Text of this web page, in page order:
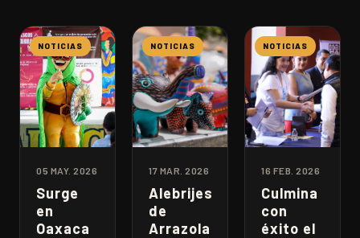
NOTICIAS
05 MAY. 2026
Surge
en
Oaxaca
NOTICIAS
17 MAR. 2026
Alebrijes
de
Arrazola
NOTICIAS
16 FEB. 2026
Culmina
con
éxito el